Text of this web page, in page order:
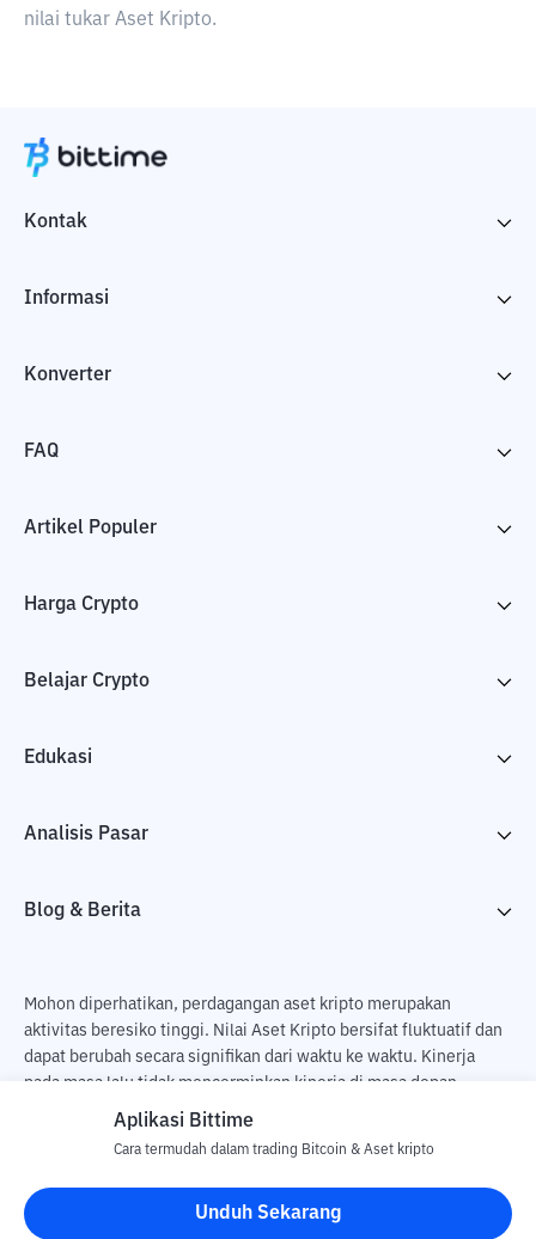
nilai tukar Aset Kripto.
Kontak
Informasi
Konverter
FAQ
Artikel Populer
Harga Crypto
Belajar Crypto
Edukasi
Analisis Pasar
Blog & Berita
Mohon diperhatikan, perdagangan aset kripto merupakan
aktivitas beresiko tinggi. Nilai Aset Kripto bersifat fluktuatif dan
dapat berubah secara signifikan dari waktu ke waktu. Kinerja
pada masa lalu tidak mencerminkan kinerja di masa depan.
Terdapat risiko kehilangan sebagai dampak dari membeli dan
pengguna. PT Utama Aset Digital Indonesia (Bittime) tidak
bertanggung jawab atas perubahan fluktuasi dari nilai tukar Aset
Kripto.
Aplikasi Bittime
Cara termudah dalam trading Bitcoin & Aset kripto
Unduh Sekarang